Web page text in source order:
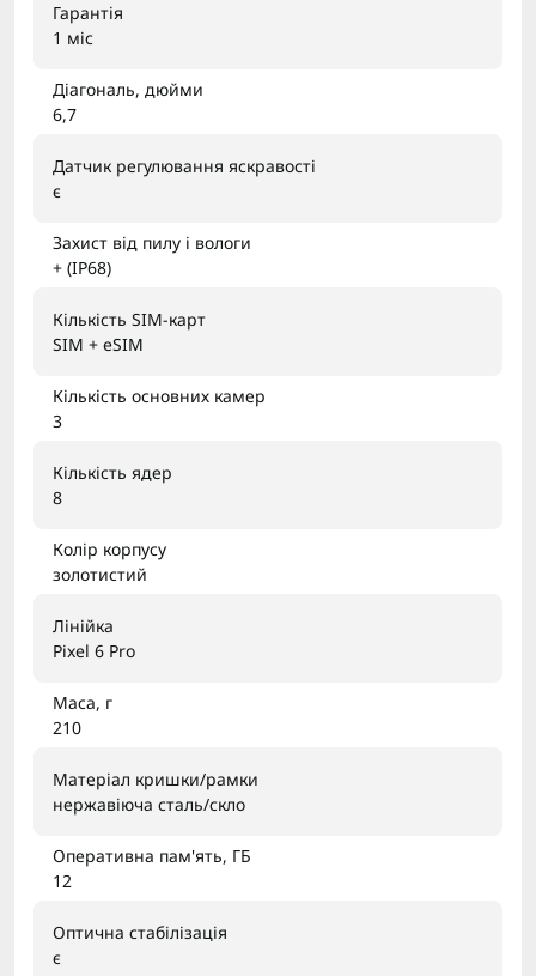
Гарантія
1 міс
Діагональ, дюйми
6,7
Датчик регулювання яскравості
є
Захист від пилу і вологи
+ (IP68)
Кількість SIM-карт
SIM + eSIM
Кількість основних камер
3
Кількість ядер
8
Колір корпусу
золотистий
Лінійка
Pixel 6 Pro
Маса, г
210
Матеріал кришки/рамки
нержавіюча сталь/скло
Оперативна пам'ять, ГБ
12
Оптична стабілізація
є